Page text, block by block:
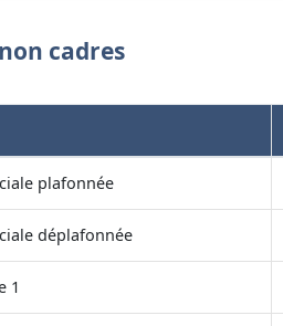
cadres
plafonnée
déplafonnée
1